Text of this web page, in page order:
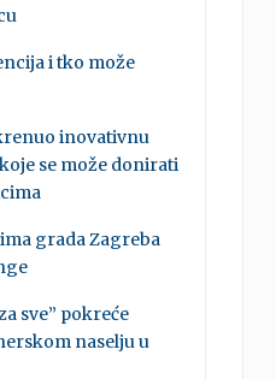
i tko može
inovativnu
se može donirati
grada Zagreba
sve” pokreće
naselju u